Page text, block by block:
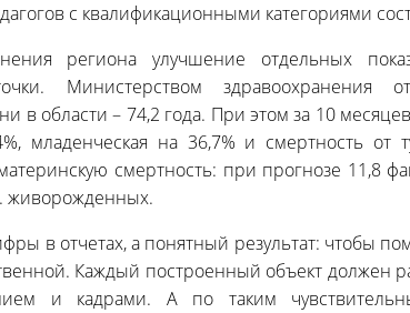
с квалификационными категориями
региона улучшение отдельных
Министерством здравоохранения
в области – 74,2 года. При этом за 10
младенческая на 36,7% и смертность от
смертность: при прогнозе 11,8
живорожденных.
в отчетах, а понятный результат: чтобы
Каждый построенный объект должен
и кадрами. А по таким